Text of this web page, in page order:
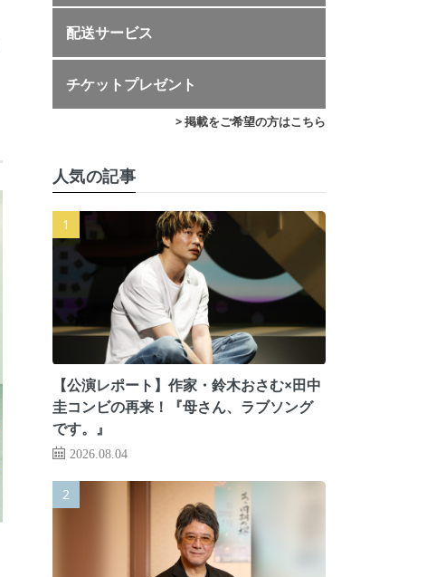
配送サービス
チケットプレゼント
> 掲載をご希望の方はこちら
人気の記事
【公演レポート】作家・鈴木おさむ×田中
圭コンビの再来！『母さん、ラブソング
です。』
2026.08.04